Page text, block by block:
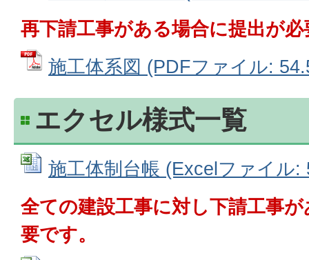
再下請工事がある場合に提出が
施工体系図 (PDFファイル:
エクセル様式一覧
施工体制台帳 (Excelファイル:
全ての建設工事に対し下請工事
要です。